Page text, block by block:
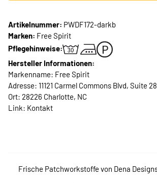
Artikelnummer: PWDF172-darkb
Marken: Free Spirit
Pflegehinweise:
Hersteller Informationen:
Markenname: Free Spirit
Adresse: 11121 Carmel Commons Blvd, Suite
Ort: 28226 Charlotte, NC
Link: Kontakt
Frische Patchworkstoffe von Dena